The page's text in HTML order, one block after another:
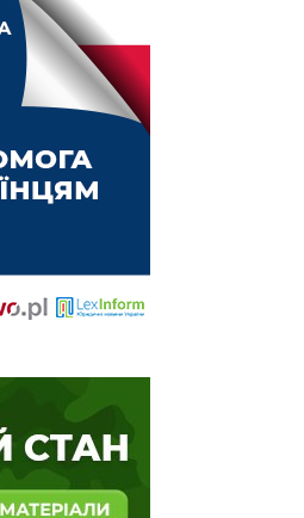
в будь-який час
бути нагороджені
бути стягнуто все
вчиненими
інформація з
можуть бути підставою
ЕТС